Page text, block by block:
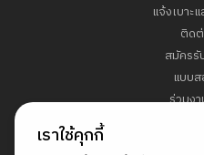
เราใช้คุกกี้
แจ้งเบาะ
ติด
สมัครรั
แบบ
ร่วมง